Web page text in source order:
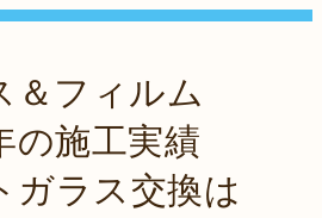
＆フィルム
の施工実績
ガラス交換は